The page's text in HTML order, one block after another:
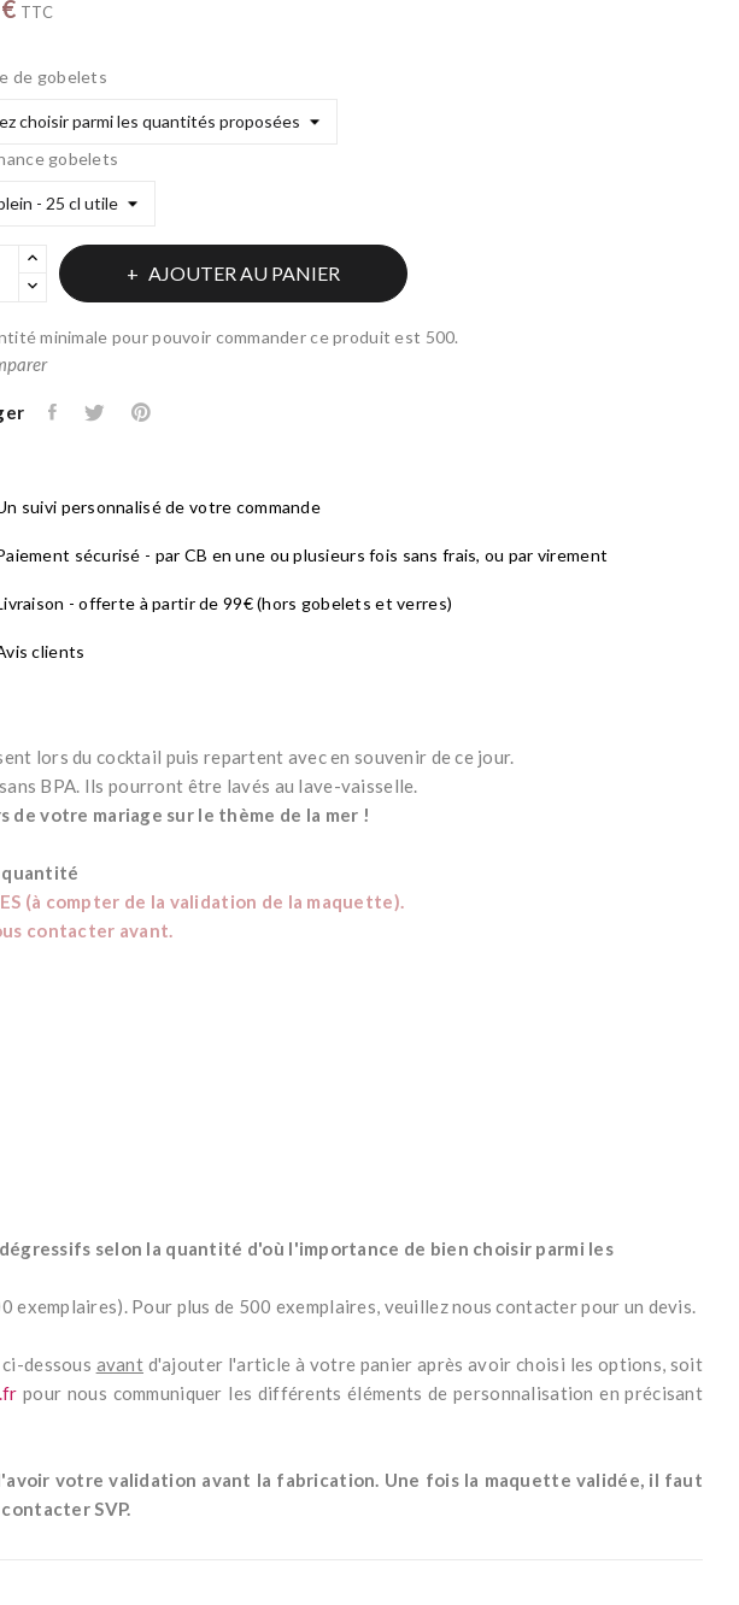
TTC
de gobelets
gobelets
AJOUTER AU PANIER
minimale pour pouvoir commander ce produit est 500.
suivi personnalisé de votre commande
sécurisé - par CB en une ou plusieurs fois sans frais, ou par virement
- offerte à partir de 99€ (hors gobelets et verres)
clients
lors du cocktail puis repartent avec en souvenir de ce jour.
BPA. Ils pourront être lavés au lave-vaisselle.
votre mariage sur le thème de la mer !
quantité
(à compter de la validation de la maquette).
contacter avant.
dégressifs selon la quantité d'où l'importance de bien choisir parmi les
Pour plus de 500 exemplaires, veuillez nous contacter pour un devis.
dessous avant d'ajouter l'article à votre panier après avoir choisi les options, soit
pour nous communiquer les différents éléments de personnalisation en précisant
votre validation avant la fabrication. Une fois la maquette validée, il faut
SVP.